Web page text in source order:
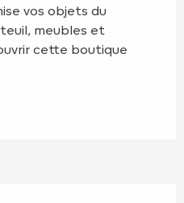
vos objets du
meubles et
cette boutique